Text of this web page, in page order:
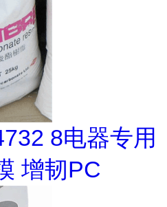
8电器专用
增韧PC